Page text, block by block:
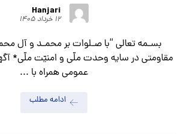
Hanjari
۱۲ خرداد ۱۴۰۵
بسـمه تعالی “با صـلوات بر محمـد و آل
مقاومتی در سایه وحدت ملّی و امنیّت ملّی*
عمومی همراه با ...
ادامه مطلب